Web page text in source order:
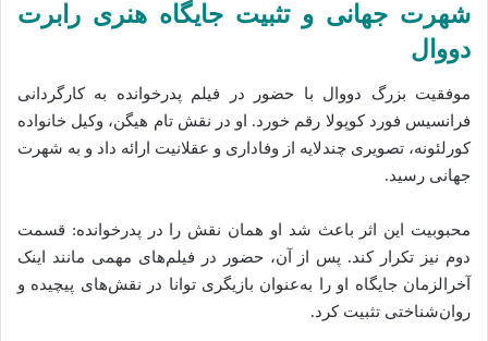
شهرت جهانی و تثبیت جایگاه هنری رابرت
دووال
موفقیت بزرگ دووال با حضور در فیلم پدرخوانده به کارگردانی
فرانسیس فورد کوپولا رقم خورد. او در نقش تام هیگن، وکیل خانواده
کورلئونه، تصویری چندلایه از وفاداری و عقلانیت ارائه داد و به شهرت
جهانی رسید.
محبوبیت این اثر باعث شد او همان نقش را در پدرخوانده: قسمت
دوم نیز تکرار کند. پس از آن، حضور در فیلم‌های مهمی مانند
اینک
آخرالزمان جایگاه او را به‌عنوان بازیگری توانا در نقش‌های پیچیده و
روان‌شناختی تثبیت کرد.